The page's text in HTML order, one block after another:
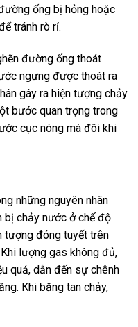
ống bị hỏng hoặc
tránh rò rỉ.
đường ống thoát
ngưng được thoát ra
gây ra hiện tượng chảy
bước quan trọng trong
cục nóng mà đôi khi
những nguyên nhân
bị chảy nước ở chế độ
tượng đóng tuyết trên
lượng gas không đủ,
quả, dẫn đến sự chênh
Khi băng tan chảy,